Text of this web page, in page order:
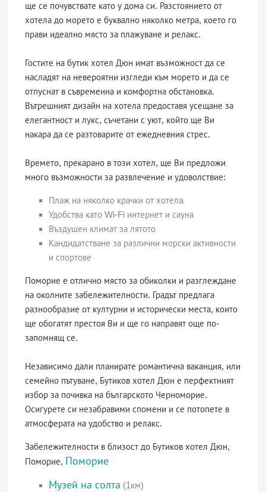
ще се почувствате като у дома си. Разстоянието от
хотела до морето е буквално няколко метра, което го
прави идеално място за плажуване и релакс.
Гостите на бутик хотел Дюн имат възможност да се
насладят на невероятни изгледи към морето и да се
отпуснат в съвременна и комфортна обстановка.
Вътрешният дизайн на хотела предоставя усещане за
елегантност и лукс, съчетани с уют, който ще Ви
накара да се разтоварите от ежедневния стрес.
Времето, прекарано в този хотел, ще Ви предложи
много възможности за развлечение и удоволствие:
Плаж на няколко крачки от хотелa
Удобства като Wi-Fi интернет и сауна
Въздушен климат за лятото
Кандидатстване за различни морски активности
и спортове
Поморие е отлично място за обиколки и разглеждане
на околните забележителности. Градът предлага
разнообразие от културни и исторически места, които
ще обогатят престоя Ви и ще го направят още по-
запомнящ се.
Независимо дали планирате романтична ваканция, или
семейно пътуване, Бутиков хотел Дюн е перфектният
избор за почивка на българското Черноморие.
Осигурете си незабравими спомени и се потопете в
атмосферата на удобство и релакс.
Забележителности в близост до Бутиков хотел Дюн,
Поморие, Поморие
Музей на солта (1км)